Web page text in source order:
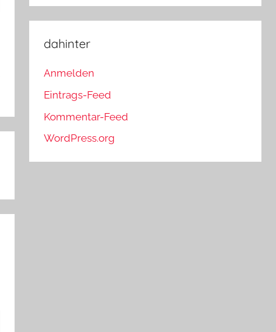
dahinter
Anmelden
Eintrags-Feed
Kommentar-Feed
WordPress.org